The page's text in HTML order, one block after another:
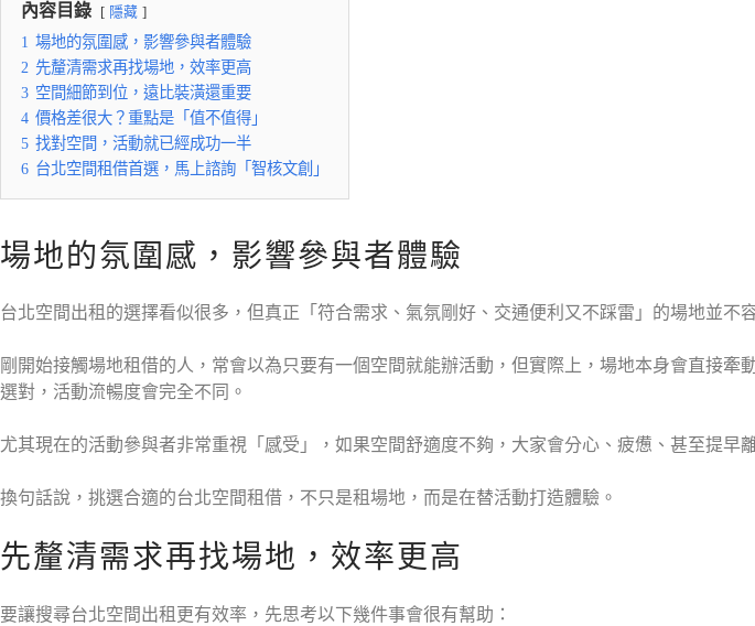
內容目錄 隱藏
1 場地的氛圍感，影響參與者體驗
2 先釐清需求再找場地，效率更高
3 空間細節到位，遠比裝潢還重要
4 價格差很大？重點是「值不值得」
5 找對空間，活動就已經成功一半
6 台北空間租借首選，馬上諮詢「智核文創」
場地的氛圍感，影響參與者體驗
台北空間出租的選擇看似很多，但真正「符合需求、氣氛剛好、交通便利又不踩雷」的場地並
剛開始接觸場地租借的人，常會以為只要有一個空間就能辦活動，但實際上，場地本身會直接
選對，活動流暢度會完全不同。
尤其現在的活動參與者非常重視「感受」，如果空間舒適度不夠，大家會分心、疲憊、甚至提
換句話說，挑選合適的台北空間租借，不只是租場地，而是在替活動打造體驗。
先釐清需求再找場地，效率更高
要讓搜尋台北空間出租更有效率，先思考以下幾件事會很有幫助：